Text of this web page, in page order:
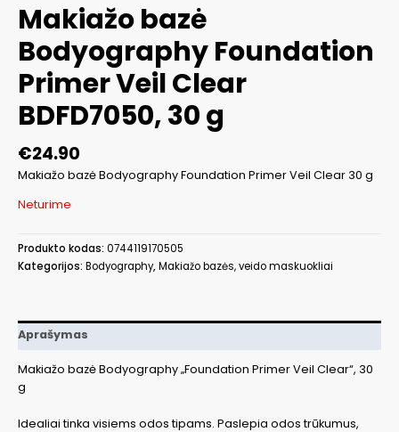
Makiažo bazė
Bodyography Foundation
Primer Veil Clear
BDFD7050, 30 g
€24.90
Makiažo bazė Bodyography Foundation Primer Veil Clear 30 g
Neturime
Produkto kodas: 0744119170505
Kategorijos: Bodyography,Makiažo bazės, veido maskuokliai
Aprašymas
Makiažo bazė Bodyography „Foundation Primer Veil Clear“, 30
g
Idealiai tinka visiems odos tipams. Paslepia odos trūkumus,